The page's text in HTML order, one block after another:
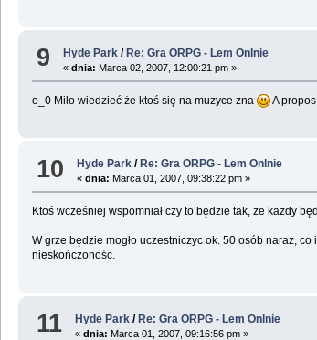
9 Hyde Park / Re: Gra ORPG - Lem Onlnie
«dnia: Marca 02, 2007, 12:00:21 pm »
o_0 Miło wiedzieć że ktoś się na muzyce zna A
10 Hyde Park / Re: Gra ORPG - Lem Onlnie
«dnia: Marca 01, 2007, 09:38:22 pm »
Ktoś wcześniej wspomniał czy to będzie tak, że każdy
W grze będzie mogło uczestniczyc ok. 50 osób naraz,
nieskończonośc.
11 Hyde Park /Re: Gra ORPG - Lem Onlnie
«dnia: Marca 01, 2007, 09:16:56 pm »